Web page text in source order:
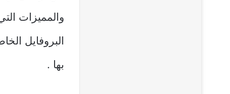
والمميزات
البروفايل
بها .